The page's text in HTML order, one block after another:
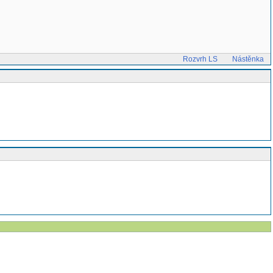
Rozvrh LS
Nástěnka